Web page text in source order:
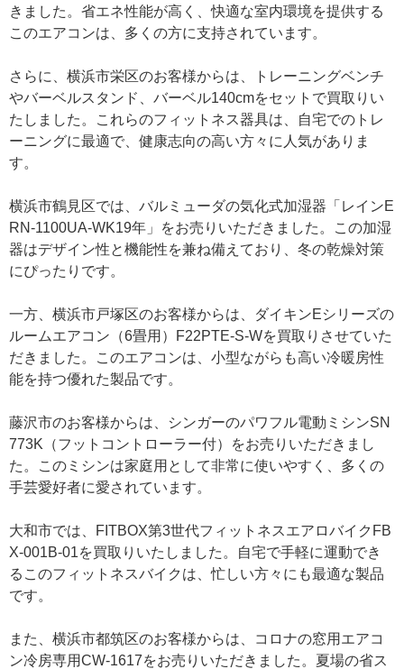
きました。省エネ性能が高く、快適な室内環境を提供する
このエアコンは、多くの方に支持されています。
さらに、横浜市栄区のお客様からは、トレーニングベンチ
やバーベルスタンド、バーベル140cmをセットで買取りい
たしました。これらのフィットネス器具は、自宅でのトレ
ーニングに最適で、健康志向の高い方々に人気がありま
す。
横浜市鶴見区では、バルミューダの気化式加湿器「レインE
RN-1100UA-WK19年」をお売りいただきました。この加湿
器はデザイン性と機能性を兼ね備えており、冬の乾燥対策
にぴったりです。
一方、横浜市戸塚区のお客様からは、ダイキンEシリーズの
ルームエアコン（6畳用）F22PTE-S-Wを買取りさせていた
だきました。このエアコンは、小型ながらも高い冷暖房性
能を持つ優れた製品です。
藤沢市のお客様からは、シンガーのパワフル電動ミシンSN
773K（フットコントローラー付）をお売りいただきまし
た。このミシンは家庭用として非常に使いやすく、多くの
手芸愛好者に愛されています。
大和市では、FITBOX第3世代フィットネスエアロバイクFB
X-001B-01を買取りいたしました。自宅で手軽に運動でき
るこのフィットネスバイクは、忙しい方々にも最適な製品
です。
また、横浜市都筑区のお客様からは、コロナの窓用エアコ
ン冷房専用CW-1617をお売りいただきました。夏場の省ス